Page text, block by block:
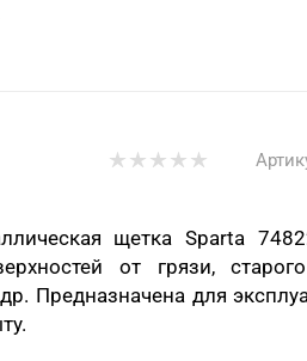
щетка Sparta
от грязи,
Предназначена для